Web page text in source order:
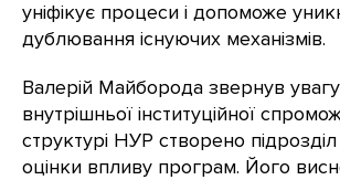
уніфікує процеси і допоможе
дублювання існуючих механізмів.
Валерій Майборода звернув
внутрішньої інституційної
структурі НУР створено підрозділ
оцінки впливу програм. Його